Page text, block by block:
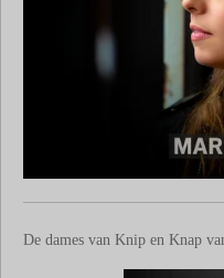
De dames van Knip en Knap